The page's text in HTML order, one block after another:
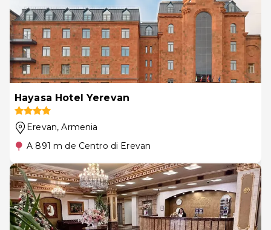
Hayasa Hotel Yerevan
Erevan, Armenia
A 891 m de Centro di Erevan